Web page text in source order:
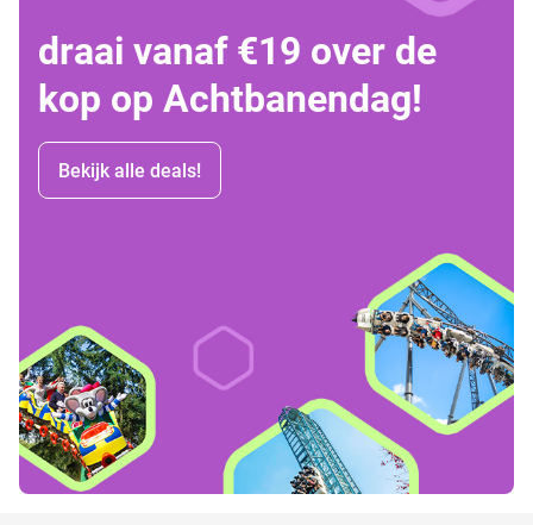
draai vanaf €19 over de
kop op Achtbanendag!
Bekijk alle deals!